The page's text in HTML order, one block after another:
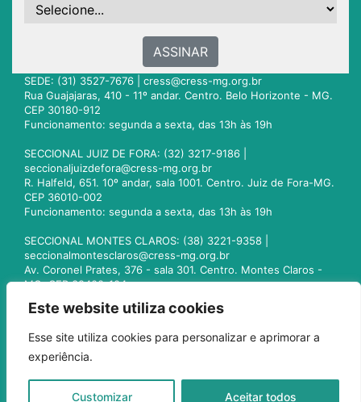
Este website utiliza cookies
Esse site utiliza cookies para personalizar e aprimorar a
experiência.
Customizar Aceitar todos
ASSINAR
SEDE: (31) 3527-7676 | cress@cress-mg.org.br
Rua Guajajaras, 410 - 11º andar. Centro. Belo Horizonte - MG.
CEP 30180-912
Funcionamento: segunda a sexta, das 13h às 19h
SECCIONAL JUIZ DE FORA: (32) 3217-9186 |
seccionaljuizdefora@cress-mg.org.br
R. Halfeld, 651. 10º andar, sala 1001. Centro. Juiz de Fora-MG.
CEP 36010-002
Funcionamento: segunda a sexta, das 13h às 19h
SECCIONAL MONTES CLAROS: (38) 3221-9358 |
seccionalmontesclaros@cress-mg.org.br
Av. Coronel Prates, 376 - sala 301. Centro. Montes Claros -
MG. CEP 39400-104
seccionaluberlandia@cress-mg.org.br
Av. Afonso Pena, 547 - sala 101. Uberlândia - MG. CEP